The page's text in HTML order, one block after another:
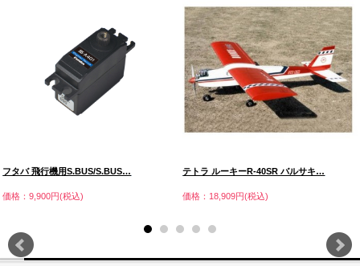
フタバ 飛行機用S.BUS/S.BUS…
価格：9,900円(税込)
テトラ ルーキーR-40SR バルサキ…
価格：18,909円(税込)